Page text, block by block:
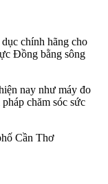
chính hãng cho
Đồng bằng sông
nay như máy đo
chăm sóc sức
Cần Thơ